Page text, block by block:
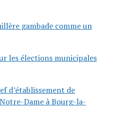
gambade comme un
les élections municipales
d’établissement de
Dame à Bourg-la-